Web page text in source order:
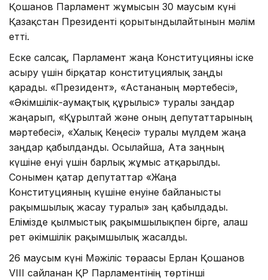
Қошанов Парламент жұмысын 30 маусым күні
Қазақстан Президенті қорытындылайтынын мәлім
етті.
Еске салсақ, Парламент жаңа Конституцияны іске
асыру үшін бірқатар конституциялық заңды
қарады. «Президент», «Астананың мәртебесі»,
«Әкімшілік-аумақтық құрылыс» туралы заңдар
жаңарып, «Құрылтай және оның депутаттарының
мәртебесі», «Халық Кеңесі» туралы мүлдем жаңа
заңдар қабылданды. Осылайша, Ата заңның
күшіне енуі үшін барлық жұмыс атқарылды.
Сонымен қатар депутаттар «Жаңа
Конституцияның күшіне енуіне байланысты
рақымшылық жасау туралы» заң қабылдады.
Елімізде қылмыстық рақымшылықпен бірге, алғаш
рет әкімшілік рақымшылық жасалды.
26 маусым күні Мәжіліс төрағасы Ерлан Қошанов
VIII сайланған ҚР Парламентінің төртінші